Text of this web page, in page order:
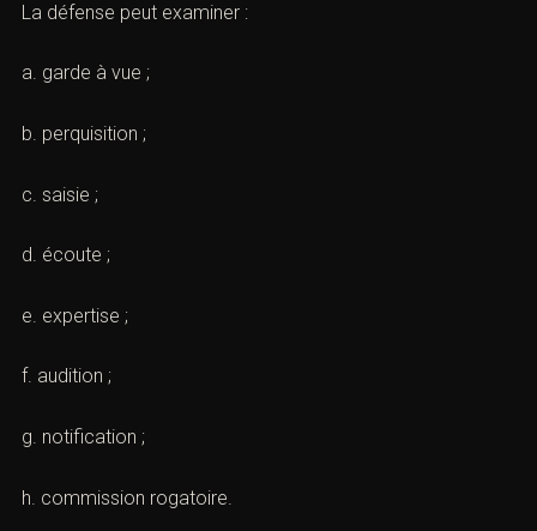
Certains peuvent être contestés lorsqu’ils portent
les règles applicables.
La défense peut examiner :
a. garde à vue ;
b. perquisition ;
c. saisie ;
d. écoute ;
e. expertise ;